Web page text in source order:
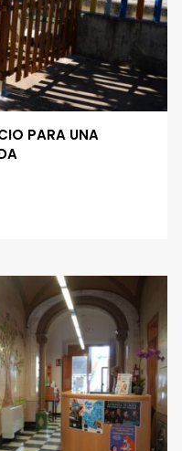
PARA UNA